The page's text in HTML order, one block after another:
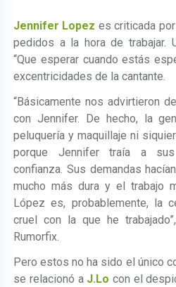
Jennifer Lopez es criticada
pedidos a la hora de trabajar.
“Que esperar cuando estás
excentricidades de la cantante.
“Básicamente nos advirtieron
con Jennifer. De hecho, la
peluquería y maquillaje ni
porque Jennifer traía a
confianza. Sus demandas
mucho más dura y el trabajo
López es, probablemente, la
cruel con la que he
Rumorfix.
Pero estos no ha sido el único
se relacionó a J.Lo con el